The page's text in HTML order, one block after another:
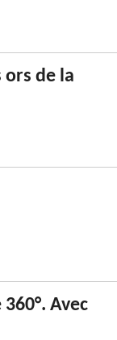
ors de la
Avec